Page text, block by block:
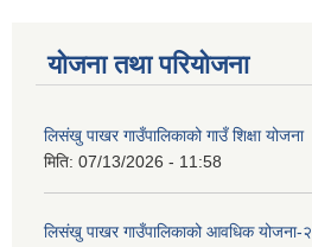
योजना तथा परियोजना
लिसंखु पाखर गाउँपालिकाको गाउँ शिक्षा योजना
मिति: 07/13/2026 - 11:58
लिसंखु पाखर गाउँपालिकाको आवधिक योजना-